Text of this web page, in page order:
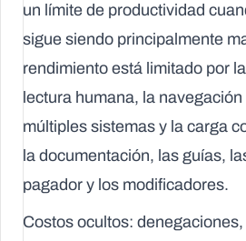
un límite de productividad
sigue siendo principalmente
rendimiento está limitado por
lectura humana, la
múltiples sistemas y la carga
la documentación, las guías,
pagador y los modificadores.
Costos ocultos: denegaciones,